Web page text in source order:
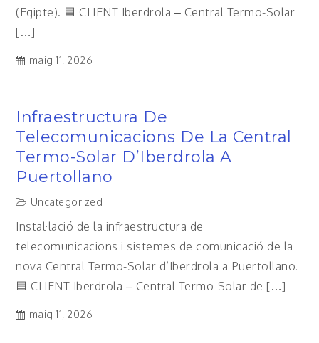
(Egipte). 🟦 CLIENT Iberdrola – Central Termo-Solar
[…]
maig 11, 2026
Infraestructura De
Telecomunicacions De La Central
Termo-Solar D’Iberdrola A
Puertollano
Uncategorized
Instal·lació de la infraestructura de
telecomunicacions i sistemes de comunicació de la
nova Central Termo-Solar d’Iberdrola a Puertollano.
🟦 CLIENT Iberdrola – Central Termo-Solar de […]
maig 11, 2026